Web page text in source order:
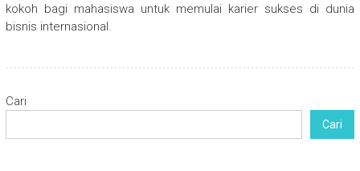
kokoh bagi mahasiswa untuk memulai karier sukses di dunia
bisnis internasional.
Cari
Cari